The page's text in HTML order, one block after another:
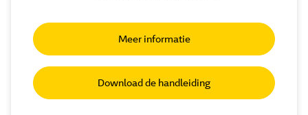
Meer informatie
Download de handleiding